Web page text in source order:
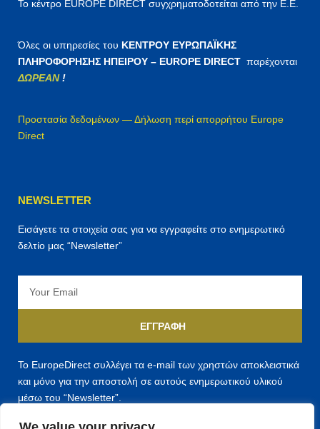
Το κέντρο EUROPE DIRECT συγχρηματοδοτείται από την Ε.Ε.
Όλες οι υπηρεσίες του ΚΕΝΤΡΟΥ ΕΥΡΩΠΑΪΚΗΣ
ΠΛΗΡΟΦΟΡΗΣΗΣ ΗΠΕΙΡΟΥ – EUROPE DIRECT παρέχονται
ΔΩΡΕΑΝ!
Προστασία δεδομένων — Δήλωση περί απορρήτου Europe
Direct
NEWSLETTER
Εισάγετε τα στοιχεία σας για να εγγραφείτε στο ενημερωτικό
δελτίο μας “Newsletter”
ΕΓΓΡΑΦΉ
Το EuropeDirect συλλέγει τα e-mail των χρηστών αποκλειστικά
και μόνο για την αποστολή σε αυτούς ενημερωτικού υλικού
μέσω του “Newsletter”.